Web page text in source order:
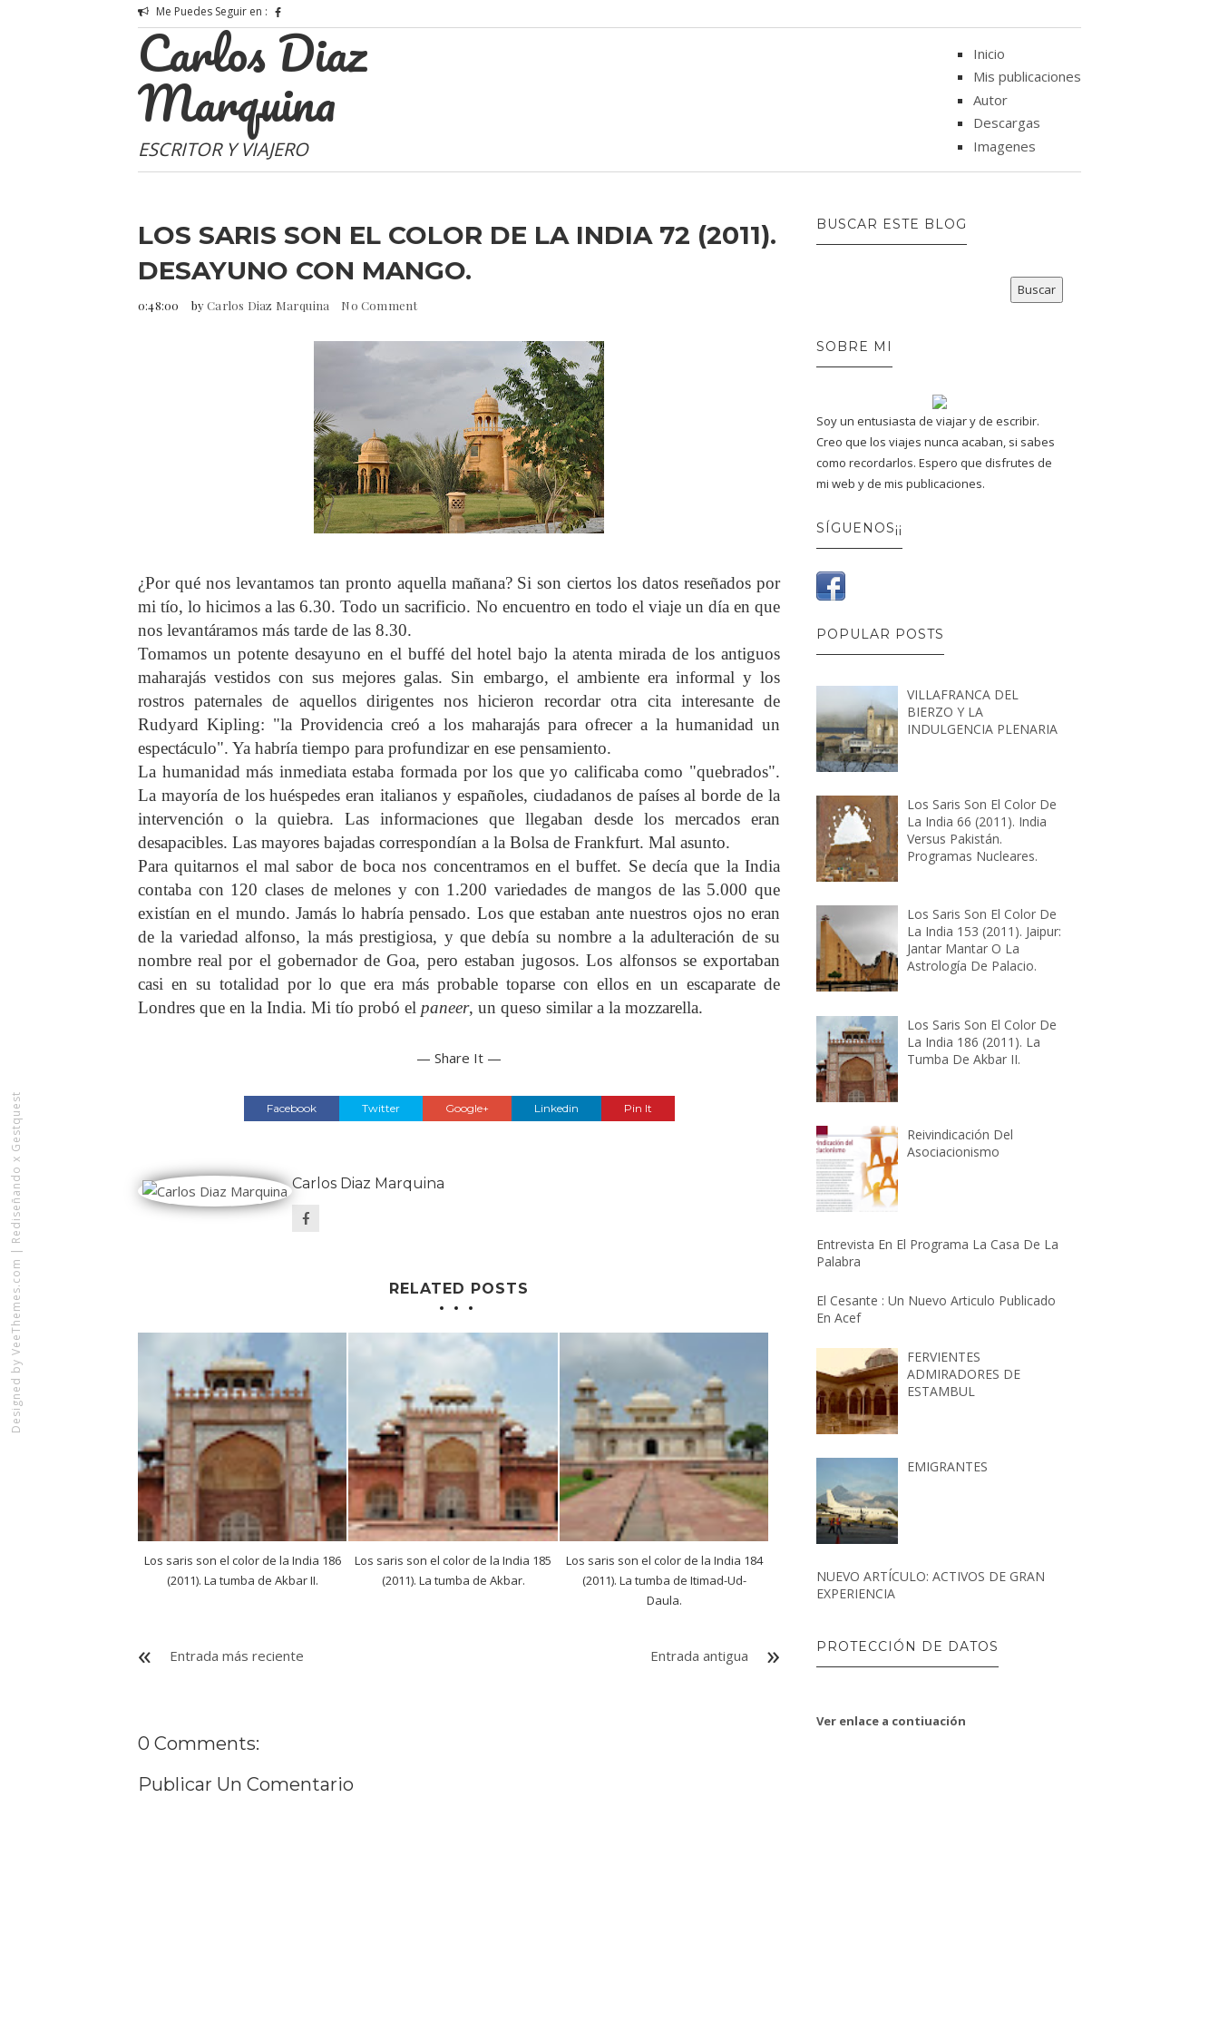
Designed by
VeeThemes.com
|
Rediseñando x Gestquest
Me Puedes Seguir en :
Carlos Diaz
Marquina
ESCRITOR Y VIAJERO
Inicio
Mis publicaciones
Autor
Descargas
Imagenes
LOS SARIS SON EL COLOR DE LA INDIA 72 (2011).
DESAYUNO CON MANGO.
0:48:00 byCarlos Diaz Marquina No Comment
¿Por qué nos levantamos tan pronto aquella mañana? Si son ciertos los datos reseñados por
mi tío, lo hicimos a las 6.30. Todo un sacrificio. No encuentro en todo el viaje un día en que
nos levantáramos más tarde de las 8.30.
Tomamos un potente desayuno en el buffé del hotel bajo la atenta mirada de los antiguos
maharajás vestidos con sus mejores galas. Sin embargo, el ambiente era informal y los
rostros paternales de aquellos dirigentes nos hicieron recordar otra cita interesante de
Rudyard Kipling: "la Providencia creó a los maharajás para ofrecer a la humanidad un
espectáculo". Ya habría tiempo para profundizar en ese pensamiento.
La humanidad más inmediata estaba formada por los que yo calificaba como "quebrados".
La mayoría de los huéspedes eran italianos y españoles, ciudadanos de países al borde de la
intervención o la quiebra. Las informaciones que llegaban desde los mercados eran
desapacibles. Las mayores bajadas correspondían a la Bolsa de Frankfurt. Mal asunto.
Para quitarnos el mal sabor de boca nos concentramos en el buffet. Se decía que la India
contaba con 120 clases de melones y con 1.200 variedades de mangos de las 5.000 que
existían en el mundo. Jamás lo habría pensado. Los que estaban ante nuestros ojos no eran
de la variedad alfonso, la más prestigiosa, y que debía su nombre a la adulteración de su
nombre real por el gobernador de Goa, pero estaban jugosos. Los alfonsos se exportaban
casi en su totalidad por lo que era más probable toparse con ellos en un escaparate de
Londres que en la India. Mi tío probó el paneer, un queso similar a la mozzarella.
— Share It —
Facebook Twitter Google+ Linkedin Pin It
Carlos Diaz Marquina
RELATED POSTS
Los saris son el color de la India 186
(2011). La tumba de Akbar II.
Los saris son el color de la India 185
(2011). La tumba de Akbar.
Los saris son el color de la India 184
(2011). La tumba de Itimad-Ud-
Daula.
Entrada más reciente Entrada antigua
0 Comments:
Publicar Un Comentario
BUSCAR ESTE BLOG
SOBRE MI
Soy un entusiasta de viajar y de escribir.
Creo que los viajes nunca acaban, si sabes
como recordarlos. Espero que disfrutes de
mi web y de mis publicaciones.
SÍGUENOS¡¡
POPULAR POSTS
VILLAFRANCA DEL
BIERZO Y LA
INDULGENCIA PLENARIA
Los Saris Son El Color De
La India 66 (2011). India
Versus Pakistán.
Programas Nucleares.
Los Saris Son El Color De
La India 153 (2011). Jaipur:
Jantar Mantar O La
Astrología De Palacio.
Los Saris Son El Color De
La India 186 (2011). La
Tumba De Akbar II.
Reivindicación Del
Asociacionismo
Entrevista En El Programa La Casa De La
Palabra
El Cesante : Un Nuevo Articulo Publicado
En Acef
FERVIENTES
ADMIRADORES DE
ESTAMBUL
EMIGRANTES
NUEVO ARTÍCULO: ACTIVOS DE GRAN
EXPERIENCIA
PROTECCIÓN DE DATOS
Ver enlace a contiuación